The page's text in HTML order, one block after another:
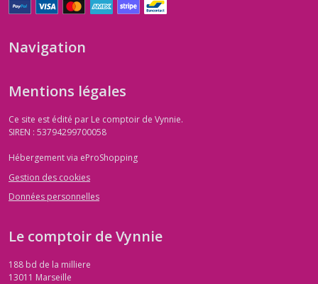
Navigation
Mentions légales
Ce site est édité par Le comptoir de Vynnie.
SIREN : 53794299700058
Hébergement via eProShopping
Gestion des cookies
Données personnelles
Le comptoir de Vynnie
188 bd de la milliere
13011 Marseille